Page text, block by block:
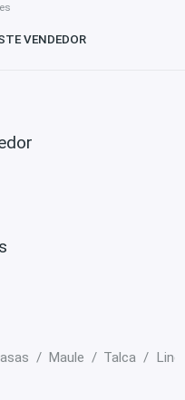
VENDEDOR
Maule Talca